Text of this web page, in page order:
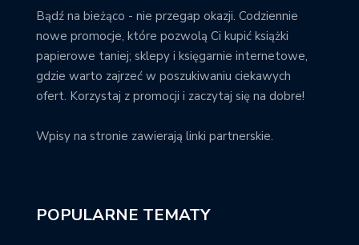
Bądź na bieżąco - nie przegap okazji. Codziennie
nowe promocje, które pozwolą Ci kupić książki
papierowe taniej; sklepy i księgarnie internetowe,
gdzie warto zajrzeć w poszukiwaniu ciekawych
ofert. Korzystaj z promocji i zaczytaj się na dobre!
Wpisy na stronie zawierają linki partnerskie.
POPULARNE TEMATY